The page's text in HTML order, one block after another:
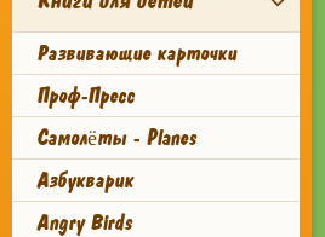
Развивающие карточки
Проф-Пресс
Самолёты - Planes
Азбукварик
Angry Birds